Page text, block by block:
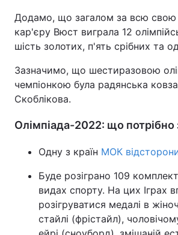
Додамо, що загалом за всю свою
кар'єру Вюст виграла 12
шість золотих, п'ять срібних та
Зазначимо, що шестиразовою
чемпіонкою була радянська
Скоблікова.
Олімпіада-2022: що потрібно
Одну з країн МОК
Буде розіграно 109
видах спорту. На цих Іграх
розігруватися медалі в
стайлі (фрістайл),